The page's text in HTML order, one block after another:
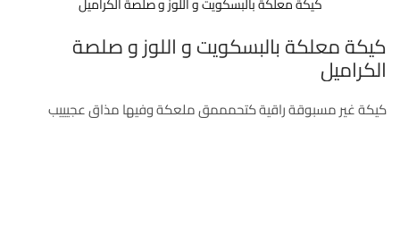
كيكة معلكة بالبسكويت و اللوز و صلصة
الكراميل
كيكة غير مسبوقة راقية كتحمممق ملعكة وفيها مذاق عجيييب